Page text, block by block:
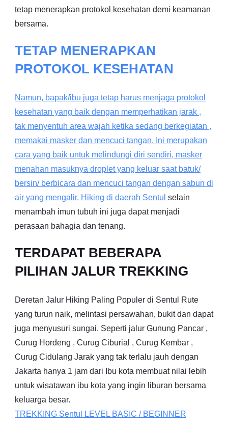
tetap menerapkan protokol kesehatan demi keamanan
bersama.
TETAP MENERAPKAN
PROTOKOL KESEHATAN
Namun, bapak/ibu juga tetap harus menjaga protokol
kesehatan yang baik dengan memperhatikan jarak ,
tak menyentuh area wajah ketika sedang berkegiatan ,
memakai masker dan mencuci tangan. Ini merupakan
cara yang baik untuk melindungi diri sendiri, masker
menahan masuknya droplet yang keluar saat batuk/
bersin/ berbicara dan mencuci tangan dengan sabun di
air yang mengalir. Hiking di daerah Sentul selain
menambah imun tubuh ini juga dapat menjadi
perasaan bahagia dan tenang.
TERDAPAT BEBERAPA
PILIHAN JALUR TREKKING
Deretan Jalur Hiking Paling Populer di Sentul Rute
yang turun naik, melintasi persawahan, bukit dan dapat
juga menyusuri sungai. Seperti jalur Gunung Pancar ,
Curug Hordeng , Curug Ciburial , Curug Kembar ,
Curug Cidulang Jarak yang tak terlalu jauh dengan
Jakarta hanya 1 jam dari Ibu kota membuat nilai lebih
untuk wisatawan ibu kota yang ingin liburan bersama
keluarga besar.
TREKKING Sentul LEVEL BASIC / BEGINNER